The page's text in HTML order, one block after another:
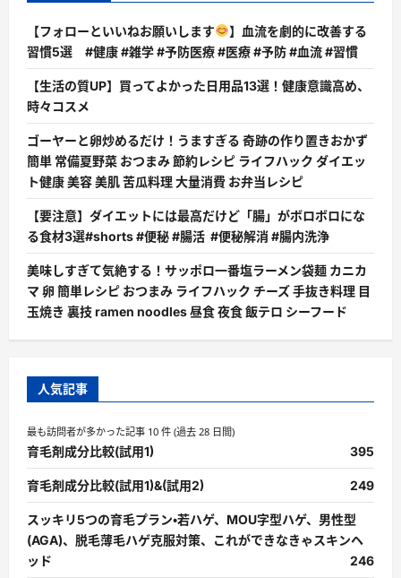
【フォローといいねお願いします
】血流を劇的に改善する
習慣5選 #健康 #雑学 #予防医療 #医療 #予防 #血流 #習慣
【生活の質UP】買ってよかった日用品13選！健康意識高め、
時々コスメ
ゴーヤーと卵炒めるだけ！うますぎる 奇跡の作り置きおかず
簡単 常備夏野菜 おつまみ 節約レシピ ライフハック ダイエッ
ト健康 美容 美肌 苦瓜料理 大量消費 お弁当レシピ
【要注意】ダイエットには最高だけど「腸」がボロボロにな
る食材3選#shorts #便秘 #腸活 #便秘解消 #腸内洗浄
美味しすぎて気絶する！サッポロ一番塩ラーメン袋麺 カニカ
マ 卵 簡単レシピ おつまみ ライフハック チーズ 手抜き料理 目
玉焼き 裏技 ramen noodles 昼食 夜食 飯テロ シーフード
人気記事
最も訪問者が多かった記事 10 件 (過去 28 日間)
育毛剤成分比較(試用1) 395
育毛剤成分比較(試用1)&(試用2) 249
スッキリ5つの育毛プラン・若ハゲ、MOU字型ハゲ、男性型
(AGA)、脱毛薄毛ハゲ克服対策、これができなきゃスキンヘ
ッド
246